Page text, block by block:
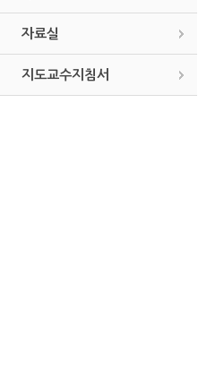
자료실
지도교수지침서